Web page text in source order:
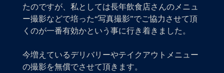
たのですが、私としては長年飲食店さんのメニュ
ー撮影などで培った“写真撮影”でご協力させて頂
くのが一番有効かという事に行き着きました。
今増えているデリバリーやテイクアウトメニュー
の撮影を無償でさせて頂きます。